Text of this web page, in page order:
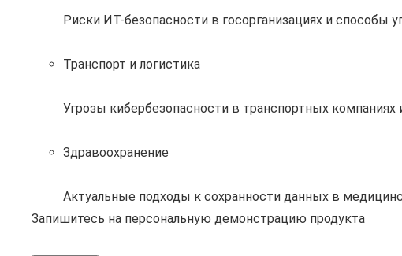
Риски ИТ-безопасности в госорганизациях и способы
Транспорт и логистика
Угрозы кибербезопасности в транспортных
Здравоохранение
Актуальные подходы к сохранности данных в
Запишитесь на персональную демонстрацию продукта